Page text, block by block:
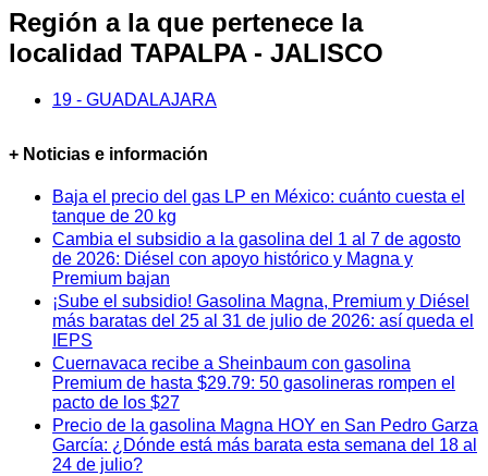
Región a la que pertenece la
localidad TAPALPA - JALISCO
19 - GUADALAJARA
+ Noticias e información
Baja el precio del gas LP en México: cuánto cuesta el
tanque de 20 kg
Cambia el subsidio a la gasolina del 1 al 7 de agosto
de 2026: Diésel con apoyo histórico y Magna y
Premium bajan
¡Sube el subsidio! Gasolina Magna, Premium y Diésel
más baratas del 25 al 31 de julio de 2026: así queda el
IEPS
Cuernavaca recibe a Sheinbaum con gasolina
Premium de hasta $29.79: 50 gasolineras rompen el
pacto de los $27
Precio de la gasolina Magna HOY en San Pedro Garza
García: ¿Dónde está más barata esta semana del 18 al
24 de julio?